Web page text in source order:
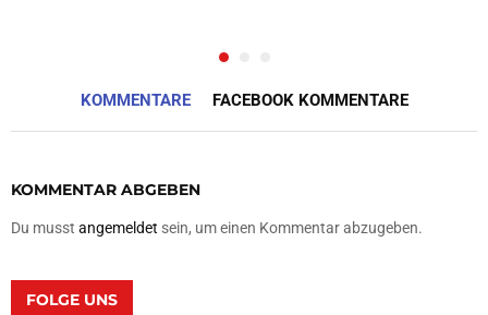
KOMMENTARE FACEBOOK KOMMENTARE
KOMMENTAR ABGEBEN
Du musst angemeldet sein, um einen Kommentar abzugeben.
FOLGE UNS